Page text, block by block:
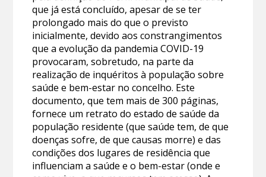
que já está concluído, apesar de se ter
prolongado mais do que o previsto
inicialmente, devido aos constrangimentos
que a evolução da pandemia COVID-19
provocaram, sobretudo, na parte da
realização de inquéritos à população sobre
saúde e bem-estar no concelho. Este
documento, que tem mais de 300 páginas,
fornece um retrato do estado de saúde da
população residente (que saúde tem, de que
doenças sofre, de que causas morre) e das
condições dos lugares de residência que
influenciam a saúde e o bem-estar (onde e